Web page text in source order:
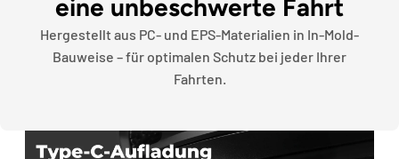
eine unbeschwerte Fahrt
Hergestellt aus PC- und EPS-Materialien in In-Mold-
Bauweise – für optimalen Schutz bei jeder Ihrer
Fahrten.